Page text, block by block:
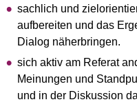
sachlich und
aufbereiten und das
Dialog näherbringen.
sich aktiv am Referat
Meinungen und
und in der Diskussion